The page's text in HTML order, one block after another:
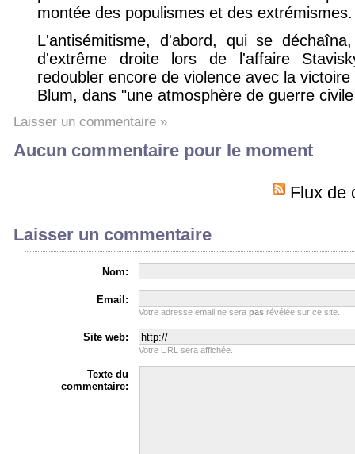
montée des populismes et des extrémismes.
L'antisémitisme, d'abord, qui se
d'extrême droite lors de l'affaire
redoubler encore de violence avec la
Blum, dans "une atmosphère de guerre
Laisser un commentaire »
Aucun commentaire pour le moment
Flux de
Laisser un commentaire
Nom:
Email:
Votre adresse email ne serapas révélée sur ce site.
Site web:
Votre URL sera affichée.
Texte du
commentaire: